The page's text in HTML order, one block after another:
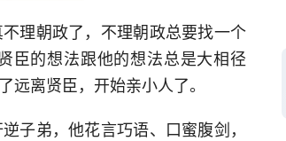
理朝政了，不理朝政总要找一个
臣的想法跟他的想法总是大相径
离贤臣，开始亲小人了。
子弟，他花言巧语、口蜜腹剑，